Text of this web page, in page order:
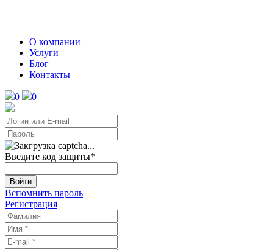
О компании
Услуги
Блог
Контакты
0 0
Введите код защиты*
Войти
Вспомнить пароль
Регистрация